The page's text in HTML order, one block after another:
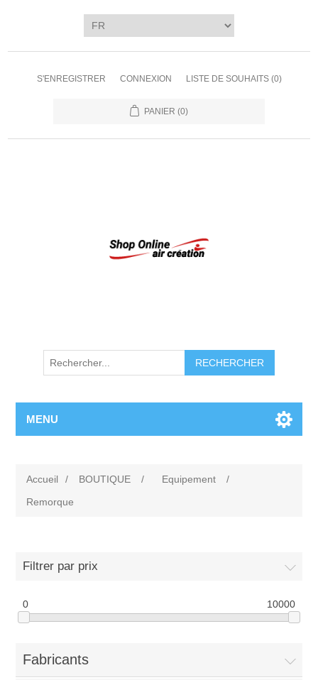
S'ENREGISTRER CONNEXION LISTE DE SOUHAITS (0)
PANIER (0)
RECHERCHER
MENU
Accueil / BOUTIQUE / Equipement
/
Remorque
Filtrer par prix
0 10000
Fabricants